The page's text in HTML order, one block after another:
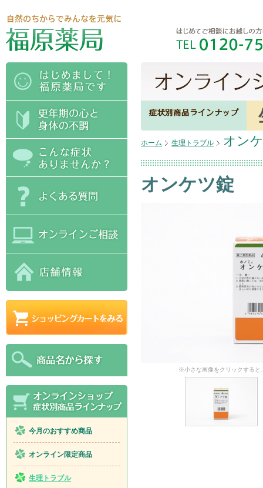
ホーム 生理トラブル オン
オンケツ錠
※小さな画像をクリックすると
今月のおすすめ商品
オンライン限定商品
生理トラブル